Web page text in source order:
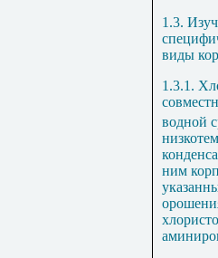
1.3.
виды
1.3.1.
водной
ним